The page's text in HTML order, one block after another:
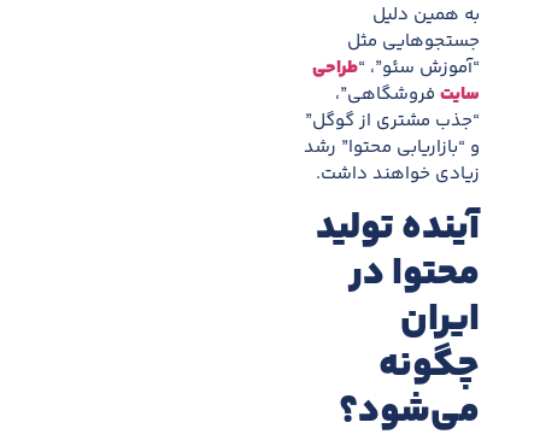
به همین دلیل
جستجوهایی مثل
“آموزش سئو”، “طراحی
سایت فروشگاهی”،
“جذب مشتری از گوگل”
و “بازاریابی محتوا” رشد
زیادی خواهند داشت.
آینده تولید
محتوا در
ایران
چگونه
می‌شود؟